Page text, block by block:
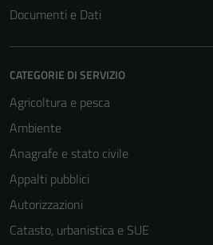
Documenti e Dati
CATEGORIE DI SERVIZIO
Agricoltura e pesca
Ambiente
Anagrafe e stato civile
Appalti pubblici
Autorizzazioni
Catasto, urbanistica e SUE